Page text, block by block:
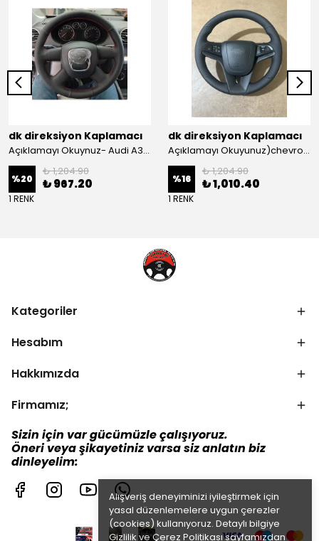
Alışveriş deneyiminizi iyileştirmek için
yasal düzenlemelere uygun çerezler
(cookies) kullanıyoruz. Detaylı bilgiye
Gizlilik ve Çerez Politikasısayfamızdan
dk direksiyon Kaplamacı
Açıklamayı Okuynuz- Audi A3 Sportback Araca Özel Direksiyon Kılıfı Kırmızı Ipli
%20
₺ 1,204.90
₺ 967.20
1 RENK
dk direksiyon Kaplamacı
Açıklamayı Okuyunuz)chevrolet Aveo Lt-ls Araca Özel Direksiyon Kılıfı (plastik Kapaksız Direksiyon
%16
₺ 1,204.90
₺ 1,010.40
1 RENK
Kategoriler
Hesabım
Hakkımızda
Firmamız;
Sizin için var gücümüzle çalışıyoruz.
Öneri veya şikayetiniz varsa siz anlatın biz
dinleyelim: